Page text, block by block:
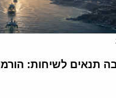
תנאים לשיחות: